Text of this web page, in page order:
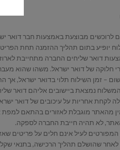
חלוקה של דואר ישראל. משהו שהוא
מהאתר מוגבלת לאזורים בהתאם
לא תהיה חייבת החברה לספקה.
לאחר שהושלם תהליך הרכישה, בתנאי